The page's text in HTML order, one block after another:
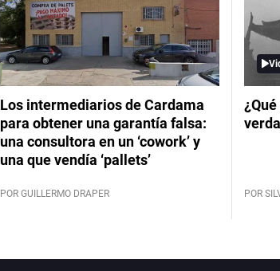
Los intermediarios de Cardama
para obtener una garantía falsa:
una consultora en un ‘cowork’ y
una que vendía ‘pallets’
POR GUILLERMO DRAPER POR